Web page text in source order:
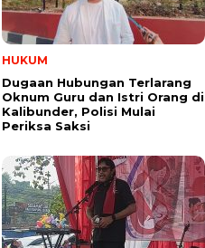
HUKUM
Dugaan Hubungan Terlarang
Oknum Guru dan Istri Orang di
Kalibunder, Polisi Mulai
Periksa Saksi